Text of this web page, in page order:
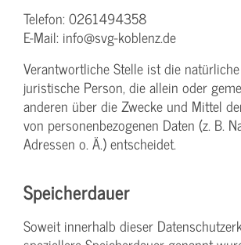
Telefon: 0261494358
E-Mail: info@svg-koblenz.de
Verantwortliche Stelle ist die
juristische Person, die allein oder
anderen über die Zwecke und Mittel
von personenbezogenen Daten (z. B.
Adressen o. Ä.) entscheidet.
Speicherdauer
Soweit innerhalb dieser